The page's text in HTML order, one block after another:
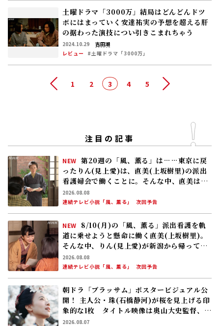
土曜ドラマ「3000万」結局はどんどんドツ
ボにはまっていく――安達祐実の予想を超える肝
の据わった演技につい引きこまれちゃう
2024.10.29
吉田潮
レビュー
#土曜ドラマ「3000万」
前へ 1 2 3 4 5 次へ
注目の記事
NEW 第20週の「風、薫る」は……東京に戻
ったりん(見上愛)は、直美(上坂樹里)の派出
看護婦会で働くことに。そんな中、直美は自
分の理想とした無償の看護を始める
2026.08.08
連続テレビ小説「風、薫る」
次回予告
NEW
8/10(月)の「風、薫る」派出看護を軌
道に乗せようと懸命に働く直美(上坂樹里)。
そんな中、りん(見上愛)が新潟から帰ってく
る
2026.08.08
連続テレビ小説「風、薫る」
次回予告
朝ドラ「ブラッサム」ポスタービジュアル公
開！ 主人公・珠(石橋静河)が桜を見上げる印
象的な1枚 タイトル映像は奥山大史監督、語
りは三條雅幸アナ 2026年度後期放送
2026.08.07